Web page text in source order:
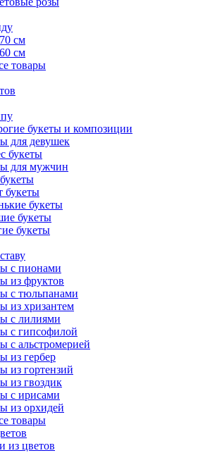
см
см
товары
букеты и композиции
для девушек
букеты
для мужчин
букеты
букеты
букеты
букеты
с пионами
из фруктов
с тюльпанами
из хризантем
с лилиями
с гипсофилой
с альстромерией
из гербер
из гортензий
из гвоздик
с ирисами
из орхидей
товары
из цветов